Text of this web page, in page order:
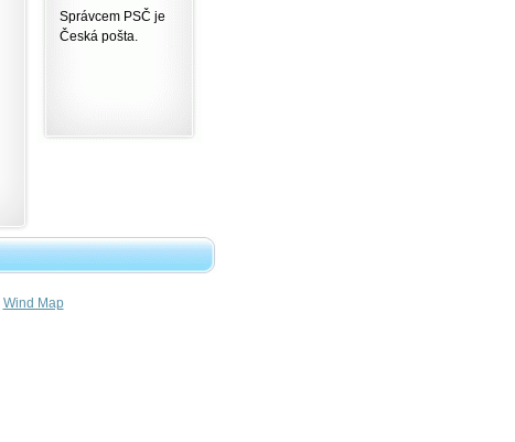
Správcem PSČ je
Česká pošta.
Wind Map